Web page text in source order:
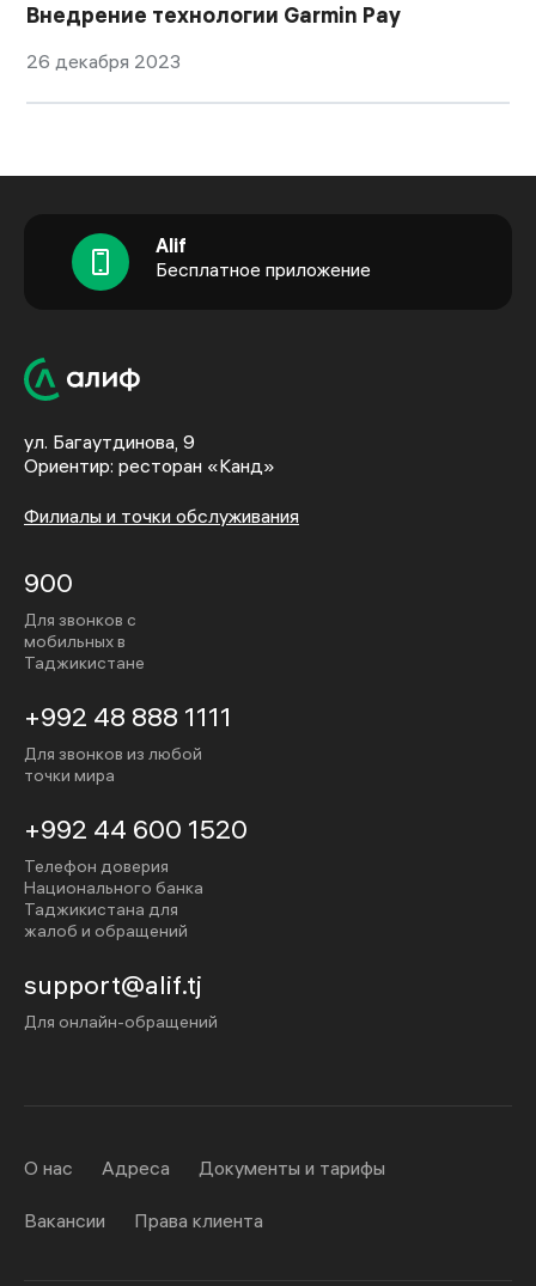
Внедрение технологии Garmin Pay
26 декабря 2023
Alif
Бесплатное приложение
ул. Багаутдинова, 9
Ориентир: ресторан «Канд»
Филиалы и точки обслуживания
900
Для звонков с
мобильных в
Таджикистане
+992 48 888 1111
Для звонков из любой
точки мира
+992 44 600 1520
Телефон доверия
Национального банка
Таджикистана для
жалоб и обращений
support@alif.tj
Для онлайн-обращений
О нас Адреса Документы и тарифы
Вакансии Права клиента